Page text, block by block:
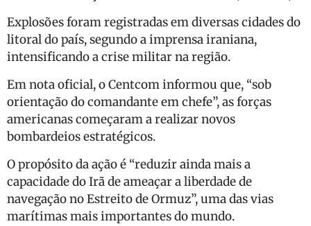
Explosões foram registradas em diversas cidades do
litoral do país, segundo a imprensa iraniana,
intensificando a crise militar na região.
Em nota oficial, o Centcom informou que, “sob
orientação do comandante em chefe”, as forças
americanas começaram a realizar novos
bombardeios estratégicos.
O propósito da ação é “reduzir ainda mais a
capacidade do Irã de ameaçar a liberdade de
navegação no Estreito de Ormuz”, uma das vias
marítimas mais importantes do mundo.